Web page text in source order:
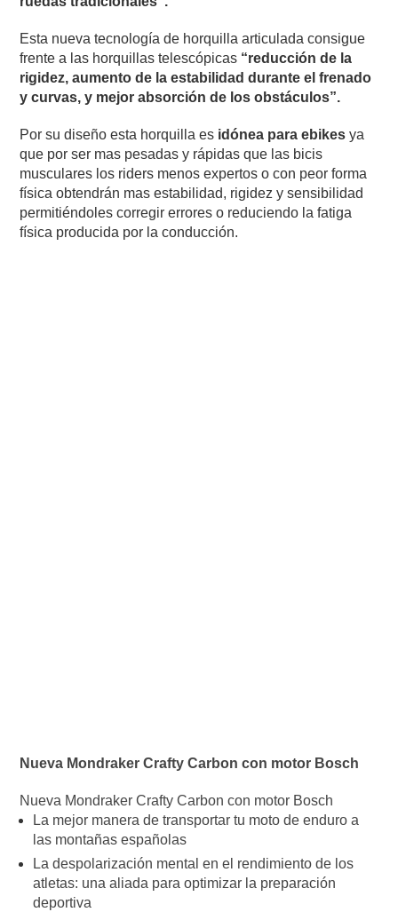
Esta nueva tecnología de horquilla articulada consigue
frente a las horquillas telescópicas “reducción de la
rigidez, aumento de la estabilidad durante el frenado
y curvas, y mejor absorción de los obstáculos”.
Por su diseño esta horquilla es idónea para ebikesya
que por ser mas pesadas y rápidas que las bicis
musculares los riders menos expertos o con peor forma
física obtendrán mas estabilidad, rigidez y sensibilidad
permitiéndoles corregir errores o reduciendo la fatiga
física producida por la conducción.
Nueva Mondraker Crafty Carbon con motor Bosch
Nueva Mondraker Crafty Carbon con motor Bosch
La mejor manera de transportar tu moto de enduro a
las montañas españolas
La despolarización mental en el rendimiento de los
atletas: una aliada para optimizar la preparación
deportiva